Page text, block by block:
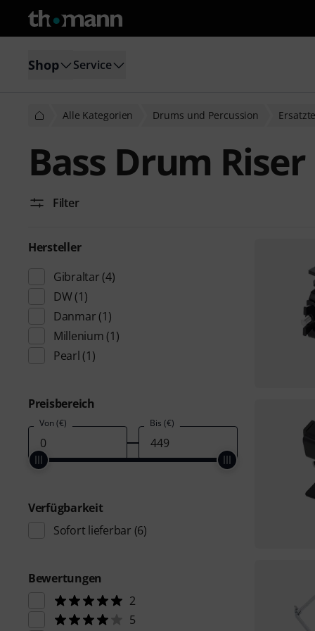
Shop Service
Alle Kategorien Drums und Percussion
Bass Drum Riser
Filter
Hersteller
Gibraltar (4)
DW(1)
Danmar (1)
Millenium (1)
Pearl (1)
Preisbereich
Von (€) Bis (€)
Verfügbarkeit
Sofort lieferbar (6)
Bewertungen
2
5